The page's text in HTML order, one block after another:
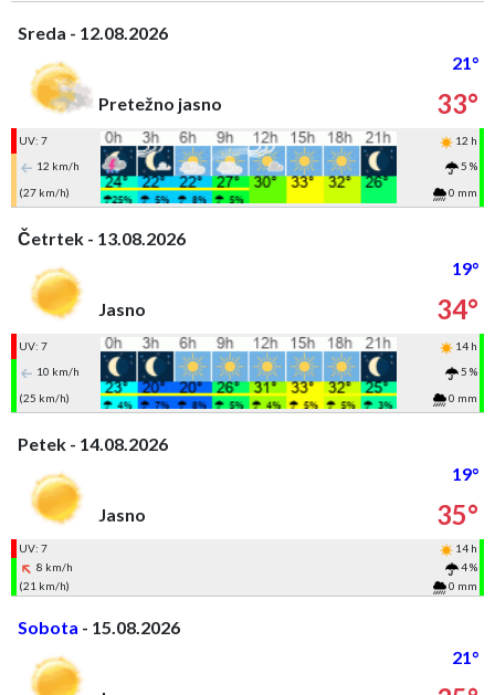
Sreda - 12.08.2026
21°
Pretežno jasno
33°
UV: 7
12 h
12 km/h
5 %
(27 km/h)
0 mm
Četrtek - 13.08.2026
19°
Jasno
34°
UV: 7
14 h
10 km/h
5 %
(25 km/h)
0 mm
Petek - 14.08.2026
19°
Jasno
35°
UV: 7
14 h
8 km/h
4 %
(21 km/h)
0 mm
Sobota - 15.08.2026
21°